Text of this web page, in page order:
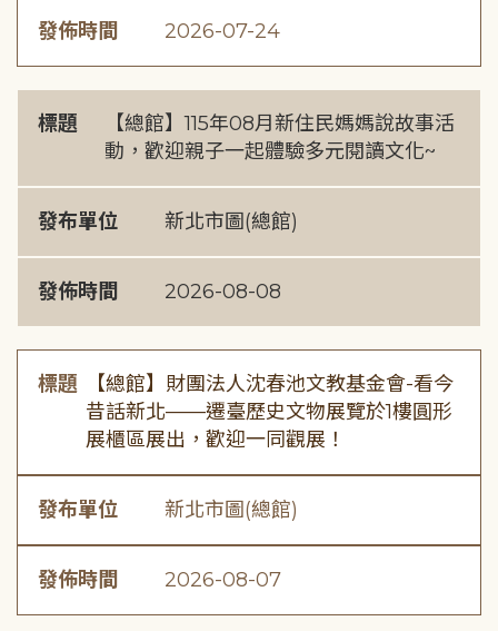
發佈時間 2026-07-24
標題
【總館】115年08月新住民媽媽說故事活
動，歡迎親子一起體驗多元閱讀文化~
發布單位 新北市圖(總館)
發佈時間 2026-08-08
標題
【總館】財團法人沈春池文教基金會-看今
昔話新北——遷臺歷史文物展覽於1樓圓形
展櫃區展出，歡迎一同觀展！
發布單位 新北市圖(總館)
發佈時間 2026-08-07